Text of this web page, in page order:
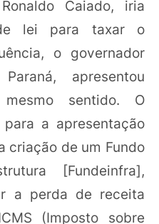
Caiado, iria
lei para taxar o
o governador
apresentou
sentido. O
a apresentação
criação de um Fundo
[Fundeinfra],
a perda de receita
(Imposto sobre